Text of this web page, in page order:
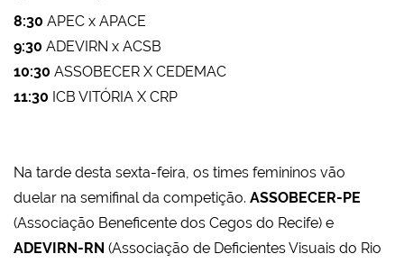
8:30 APEC x APACE
9:30 ADEVIRN x ACSB
10:30 ASSOBECER X CEDEMAC
11:30 ICB VITÓRIA X CRP
Na tarde desta sexta-feira, os times femininos vão
duelar na semifinal da competição. ASSOBECER-PE
(Associação Beneficente dos Cegos do Recife) e
ADEVIRN-RN (Associação de Deficientes Visuais do Rio